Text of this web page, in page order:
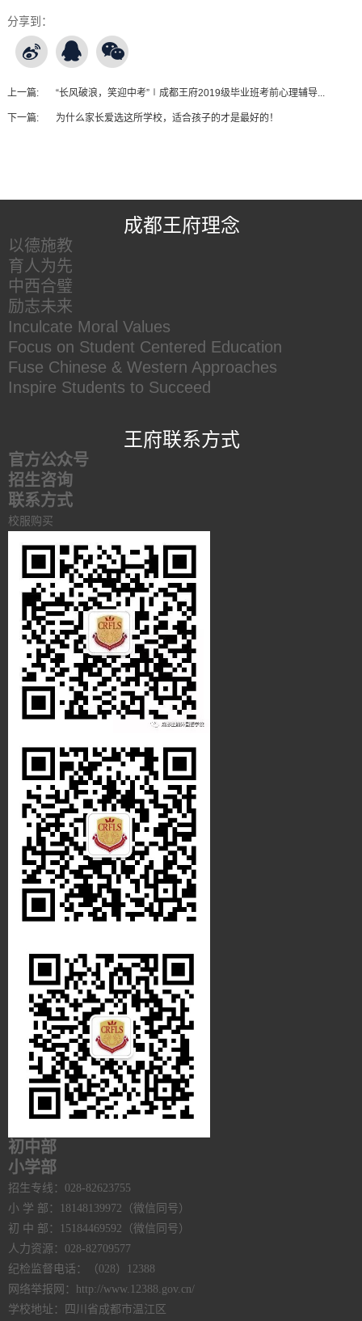
分享到：
上一篇: “长风破浪，笑迎中考”∣成都王府2019级毕业班考前心理辅导...
下一篇: 为什么家长爱选这所学校，适合孩子的才是最好的！
成都王府理念
以德施教
育人为先
中西合璧
励志未来
Inculcate Moral Values
Focus on Student Centered Education
Fuse Chinese & Western Approaches
Inspire Students to Succeed
王府联系方式
官方公众号
招生咨询
联系方式
校服购买
初中部
小学部
招生专线：028-82623755
小 学 部：18148139972（微信同号）
初 中 部：15184469592（微信同号）
人力资源：028-82709577
纪检监督电话：（028）12388
网络举报网：http://www.12388.gov.cn/
学校地址：四川省成都市温江区